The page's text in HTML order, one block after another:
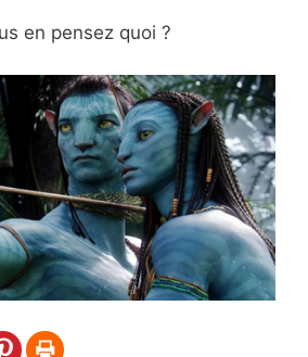
en pensez quoi ?